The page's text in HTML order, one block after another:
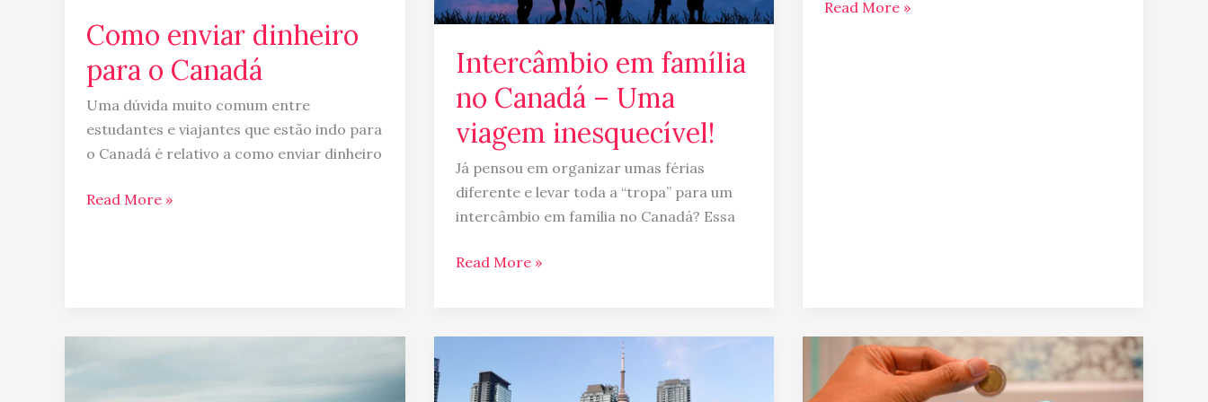
Como enviar dinheiro
para o Canadá
Uma dúvida muito comum entre
estudantes e viajantes que estão indo para
o Canadá é relativo a como enviar dinheiro
Read More »
Intercâmbio em família
no Canadá – Uma
viagem inesquecível!
Já pensou em organizar umas férias
diferente e levar toda a “tropa” para um
intercâmbio em família no Canadá? Essa
Read More »
Read More »
mudança
para
não
Salário
líquido